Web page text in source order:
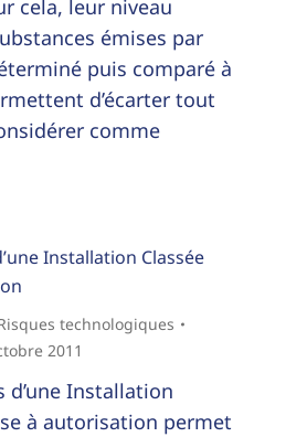
cela, leur niveau
émises par
puis comparé à
d’écarter tout
comme
Installation Classée
technologiques
2011
d’une Installation
à autorisation permet